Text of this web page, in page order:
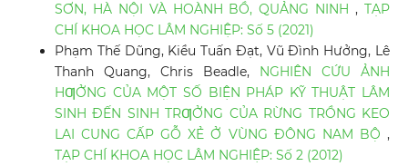
SƠN, HÀ NỘI VÀ HOÀNH BỒ, QUẢNG NINH,TẠP
CHÍ KHOA HỌC LÂM NGHIỆP: Số 5 (2021)
Phạm Thế Dũng, Kiều Tuấn Đạt, Vũ Đình Hưởng, Lê
Thanh Quang, Chris Beadle,
NGHIÊN CỨU ẢNH
HƢỞNG CỦA MỘT SỐ BIỆN PHÁP KỸ THUẬT LÂM
SINH ĐẾN SINH TRƢỞNG CỦA RỪNG TRỒNG KEO
LAI CUNG CẤP GỖ XẺ Ở VÙNG ĐÔNG NAM BỘ,
TẠP CHÍ KHOA HỌC LÂM NGHIỆP: Số 2 (2012)